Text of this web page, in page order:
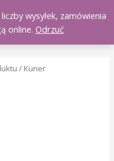
Main
0
/ Kurier
wysyłek, zamówienia
online. Odrzuć